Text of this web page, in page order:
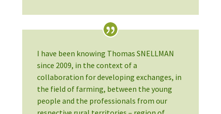
I have been knowing Thomas SNELLMAN
since 2009, in the context of a
collaboration for developing exchanges, in
the field of farming, between the young
people and the professionals from our